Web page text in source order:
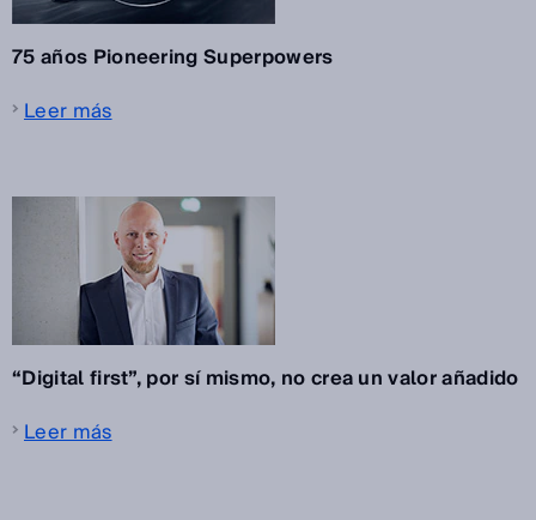
75 años Pioneering Superpowers
Leer más
“Digital first”, por sí mismo, no crea un valor añadido
Leer más